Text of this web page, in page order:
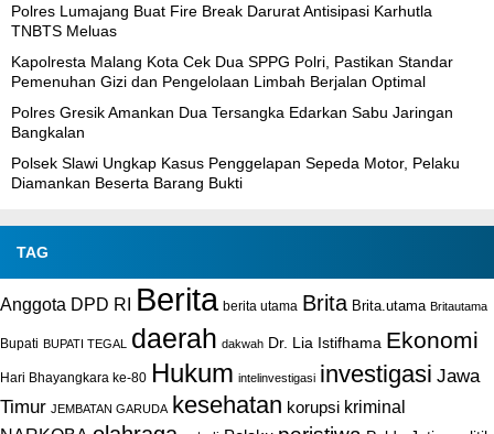
Polres Lumajang Buat Fire Break Darurat Antisipasi Karhutla
TNBTS Meluas
Kapolresta Malang Kota Cek Dua SPPG Polri, Pastikan Standar
Pemenuhan Gizi dan Pengelolaan Limbah Berjalan Optimal
Polres Gresik Amankan Dua Tersangka Edarkan Sabu Jaringan
Bangkalan
Polsek Slawi Ungkap Kasus Penggelapan Sepeda Motor, Pelaku
Diamankan Beserta Barang Bukti
TAG
Anggota DPD RI Berita berita utama Brita Brita.utama Britautama
Bupati BUPATI TEGAL daerah dakwah Dr. Lia Istifhama Ekonomi
Hari Bhayangkara ke-80 Hukum intelinvestigasi investigasi Jawa
Timur JEMBATAN GARUDA kesehatan korupsi kriminal